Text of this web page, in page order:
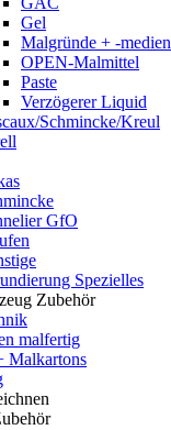
Gel
Malgründe + -medien
OPEN-Malmittel
Paste
Verzögerer Liquid
Schmincke/Kreul
GfO
Spezielles
Zubehör
malfertig
Malkartons